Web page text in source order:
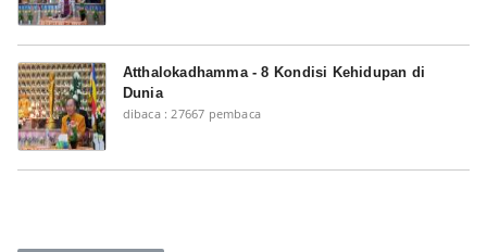
Atthalokadhamma - 8 Kondisi Kehidupan di
Dunia
dibaca : 27667 pembaca